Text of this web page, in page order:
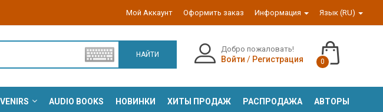
Мой Аккаунт Оформить заказ Информация Язык (RU)
НАЙТИ
Добро пожаловать!
Войти / Регистрация 0
AUDIO BOOKS НОВИНКИ ХИТЫ ПРОДАЖ РАСПРОДАЖА АВТОРЫ